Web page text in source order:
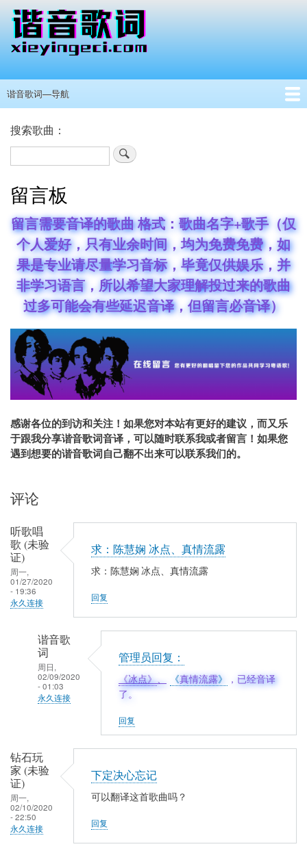
内
主
航
谐音歌词—导航
首页
港澳台男歌手
港澳台女歌手
其他国家歌手
抖音热门
所有歌手
歌手分类
留言板
搜索歌曲：
索
留言板
留言需要音译的歌曲 格式：歌曲名字+歌手（仅
个人爱好，只有业余时间，均为免费免费，如
果是专业请尽量学习音标，毕竟仅供娱乐，并
非学习语言，所以希望大家理解投过来的歌曲
过多可能会有些延迟音译，但留言必音译）
感谢各位的到访和关注！如果您对本站有更好的建议，而又乐
于跟我分享谐音歌词音译，可以随时联系我或者留言！如果您
遇到想要的谐音歌词自己翻不出来可以联系我们的。
评论
听歌唱
歌 (未验
证)
周一,
01/27/2020
- 19:36
永久连接
求：陈慧娴 冰点、真情流露
求：陈慧娴 冰点、真情流露
回复
谐音歌
词
周日,
02/09/2020
- 01:03
永久连接
唱
歌
验
回
管理员回复：
《冰点》、 《真情流露》
，已经音译
了。
回复
钻石玩
家 (未验
证)
周一,
02/10/2020
- 22:50
永久连接
下定决心忘记
可以翻译这首歌曲吗？
回复